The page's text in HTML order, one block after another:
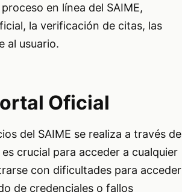
en línea del SAIME,
la verificación de citas, las
al usuario.
Oficial
del SAIME se realiza a través de
crucial para acceder a cualquier
con dificultades para acceder
de credenciales o fallos